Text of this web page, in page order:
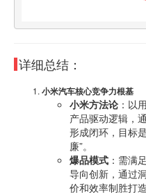
详细总结：
小米汽车核心竞争力根基
小米方法论 ：以
产品驱动逻辑，
形成闭环，目标
廉”。
爆品模式 ：需满
导向创新，通过
价和效率制胜打